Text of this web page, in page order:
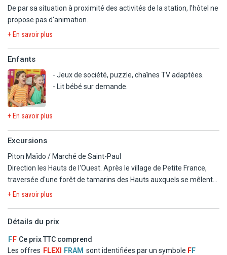
En option payante
- Golf,
- Parapente,
- VTT,
- Canyoning,
- Plongée,
- Surf,
- Casino, discothèque.
De par sa situation à proximité des activités de la station, l'hôtel ne
propose pas d'animation.
+ En savoir plus
Enfants
- Jeux de société, puzzle, chaînes TV adaptées.
- Lit bébé sur demande.
+ En savoir plus
Excursions
Piton Maïdo / Marché de Saint-Paul
Direction les Hauts de l'Ouest. Après le village de Petite France,
traversée d'une forêt de tamarins des Hauts auxquels se mêlent
des calumets et des fougères, puis à 1700 m d'altitude les arbres
inscrit au Patrimoine Mondial de l'Unesco et situé au cœur du Parc
National, surprend par la diversité de sa végétation et par le
panorama unique sur le cirque de Mafate, une merveille de la
+ En savoir plus
Détails du prix
F F Ce prix TTC comprend
Les offres FLEXI FRAM sont identifiées par un symbole FF